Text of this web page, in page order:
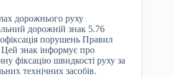
дорожнього руху
дорожній знак 5.76
порушень Правил
знак інформує про
фіксацію швидкості руху за
технічних засобів.